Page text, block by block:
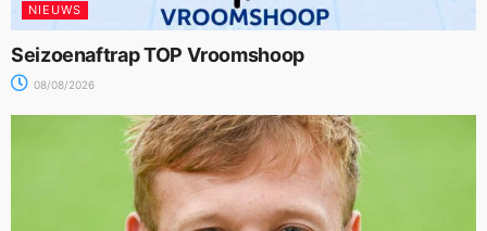
NIEUWS
Seizoenaftrap TOP Vroomshoop
08/08/2026